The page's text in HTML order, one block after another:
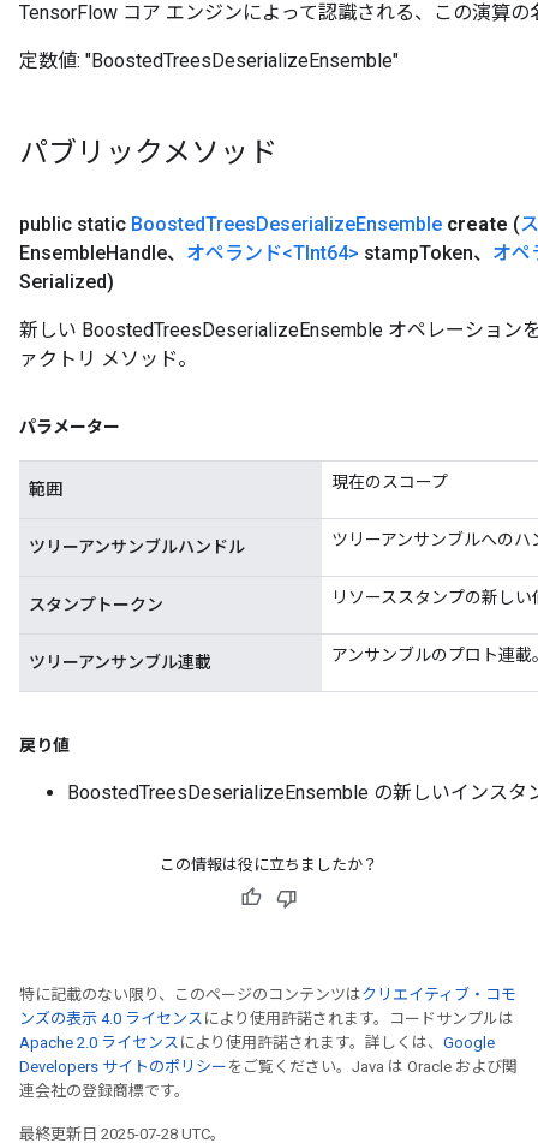
TensorFlow コア エンジンによって認識される、この演算の
定数値: "BoostedTreesDeserializeEnsemble"
パブリックメソッド
public static BoostedTreesDeserializeEnsemble create (
EnsembleHandle、 オペランド<TInt64> stampToken、 オペ
Serialized)
新しい BoostedTreesDeserializeEnsemble オペレーション
ァクトリ メソッド。
パラメーター
範囲 現在のスコープ
ツリーアンサンブルハンドル ツリーアンサンブルへのハ
スタンプトークン リソーススタンプの新し
ツリーアンサンブル連載 アンサンブルのプロト連載
戻り値
BoostedTreesDeserializeEnsemble の新しいインスタ
この情報は役に立ちましたか？
特に記載のない限り、このページのコンテンツはクリエイティブ・コモ
ンズの表示 4.0 ライセンス により使用許諾されます。コードサンプルは
Apache 2.0 ライセンス により使用許諾されます。詳しくは、 Google
Developers サイトのポリシー をご覧ください。Java は Oracle および関
連会社の登録商標です。
最終更新日 2025-07-28 UTC。